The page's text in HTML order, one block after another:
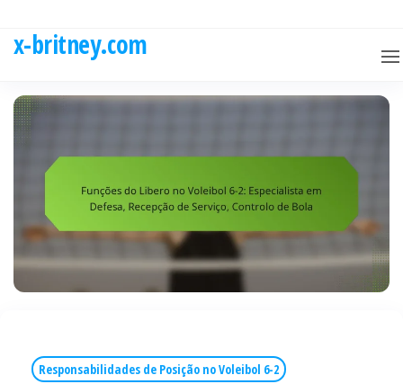
x-britney.com
Responsabilidades de Posição no Voleibol 6-2